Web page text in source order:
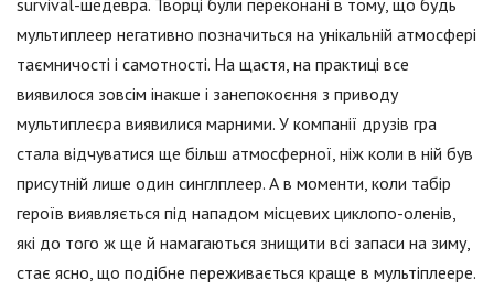
survival-шедевра. Творці були переконані в тому, що будь
мультиплеер негативно позначиться на унікальній атмосфері
таємничості і самотності. На щастя, на практиці все
виявилося зовсім інакше і занепокоєння з приводу
мультиплеєра виявилися марними. У компанії друзів гра
стала відчуватися ще більш атмосферної, ніж коли в ній був
присутній лише один синглплеер. А в моменти, коли табір
героїв виявляється під нападом місцевих циклопо-оленів,
які до того ж ще й намагаються знищити всі запаси на зиму,
стає ясно, що подібне переживається краще в мультіплеере.